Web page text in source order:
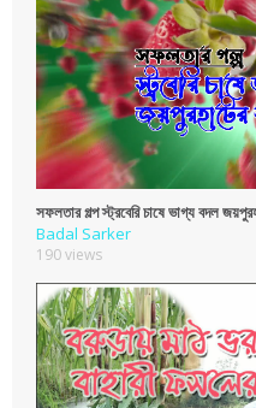
সফলতার গল্প স্ট্রবেরি চাষে ভাগ্য বদল
Badal Sarker
190 views